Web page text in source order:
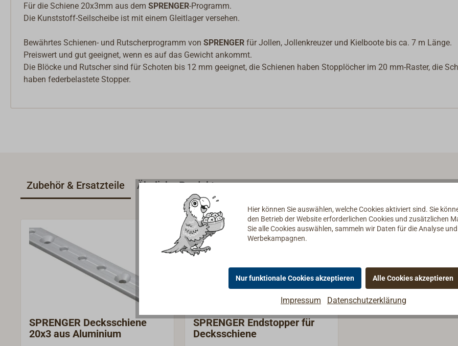
Für die Schiene 20x3mm aus dem SPRENGER-Programm.
Die Kunststoff-Seilscheibe ist mit einem Gleitlager versehen.
Bewährtes Schienen- und Rutscherprogramm von SPRENGER für Jollen, Jollenkreuzer und Kielboote bis ca. 7 m Länge.
Preiswert und gut geeignet, wenn es auf das Gewicht ankommt.
Die Blöcke und Rutscher sind für Schoten bis 12 mm geeignet, die Schienen haben Stopplöcher im 20 mm-Raster, die
haben federbelastete Stopper.
Zubehör & Ersatzteile Ähnliche Produkte
SPRENGER Decksschiene
20x3 aus Aluminium
SPRENGER Endstopper für
Decksschiene
Hier können Sie auswählen, welche Cookies aktiviert sind. Sie
den Betrieb der Website erforderlichen Cookies und zusätzlichen
Sie alle Cookies auswählen, sammeln wir Daten für die Analyse
Werbekampagnen.
Nur funktionale Cookies akzeptieren Alle Cookies akzeptieren
Impressum Datenschutzerklärung